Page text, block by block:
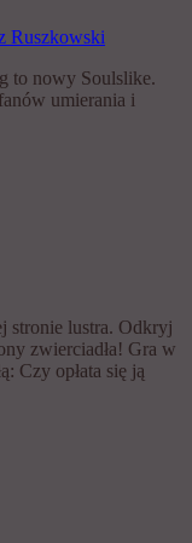
Ruszkowski
to nowy Soulslike.
umierania i
stronie lustra. Odkryj
zwierciadła! Gra w
Czy opłata się ją